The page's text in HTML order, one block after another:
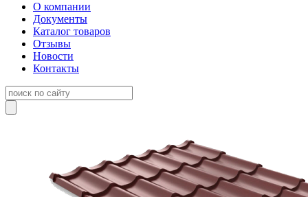
О компании
Документы
Каталог товаров
Отзывы
Новости
Контакты